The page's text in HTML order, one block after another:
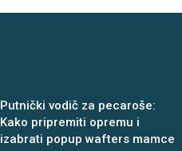
Putnički vodič za pecaroše:
Kako pripremiti opremu i
izabrati popup wafters mamce